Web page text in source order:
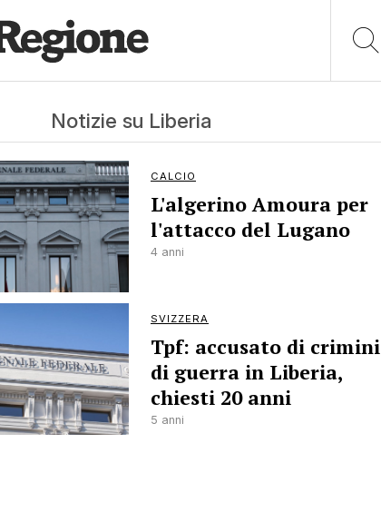
Notizie su Liberia
CALCIO
L'algerino Amoura per
l'attacco del Lugano
4 anni
SVIZZERA
Tpf: accusato di crimini
di guerra in Liberia,
chiesti 20 anni
5 anni